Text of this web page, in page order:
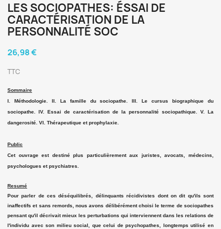
LES SOCIOPATHES: ÉSSAI DE
CARACTÉRISATION DE LA
PERSONNALITÉ SOC
26,98 €
TTC
Sommaire
I. Méthodologie. II. La famille du sociopathe. III. Le cursus biographique du
sociopathe. IV. Essai de caractérisation de la personnalité sociopathique. V. La
dangerosité. VI. Thérapeutique et prophylaxie.
Public
Cet ouvrage est destiné plus particulièrement aux juristes, avocats, médecins,
psychologues et psychiatres.
Resumé
Pour parler de ces déséquilibrés, délinquants récidivistes dont on dit qu'ils sont
inaffectifs et sans remords, nous avons délibérément choisi le terme de sociopathes
pensant qu'il décrivait mieux les perturbations qui interviennent dans les relations de
l'individu avec son milieu social, que celui de psychopathes, longtemps utilisé en